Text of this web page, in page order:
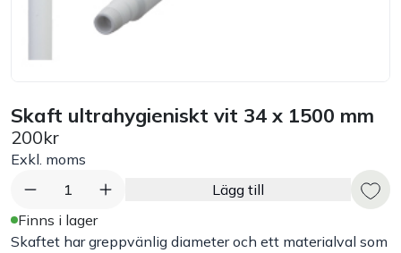
Råvaruhantering & lagring
Exponering & servering
Städutrustning
Arbetskläder
Skaft ultrahygieniskt vit 34 x 1500 mm
200kr
Exkl. moms
1
Lägg till
Finns i lager
Skaftet har greppvänlig diameter och ett materialval som